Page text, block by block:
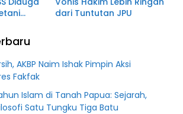
dari Tuntutan JPU
AKBP Naim Ishak Pimpin Aksi
Fakfak
Islam di Tanah Papua: Sejarah,
Satu Tungku Tiga Batu